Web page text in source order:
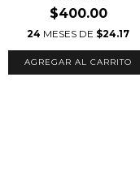
$400.00
24 MESES DE $24.17